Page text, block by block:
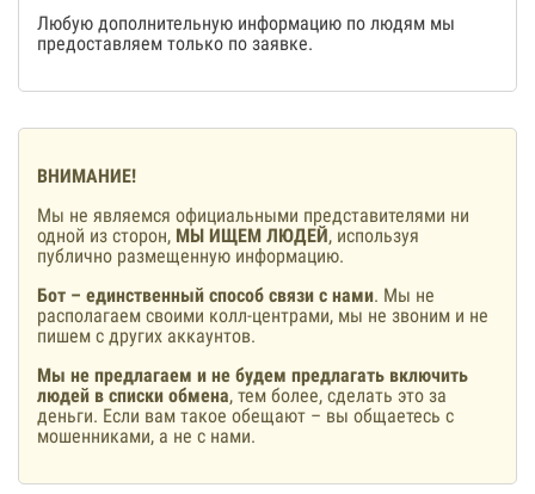
Любую дополнительную информацию по людям мы
предоставляем только по заявке.
ВНИМАНИЕ!
Мы не являемся официальными представителями ни
одной из сторон, МЫ ИЩЕМ ЛЮДЕЙ, используя
публично размещенную информацию.
Бот – единственный способ связи с нами. Мы не
располагаем своими колл-центрами, мы не звоним и не
пишем с других аккаунтов.
Мы не предлагаем и не будем предлагать включить
людей в списки обмена, тем более, сделать это за
деньги. Если вам такое обещают – вы общаетесь с
мошенниками, а не с нами.